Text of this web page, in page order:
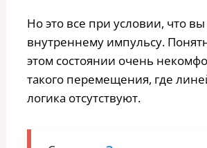
Но это все при условии, что вы
внутреннему импульсу.
этом состоянии очень
такого перемещения, где
логика отсутствуют.